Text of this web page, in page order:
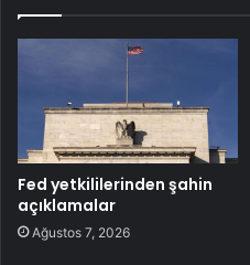
Fed yetkililerinden şahin
açıklamalar
Ağustos 7, 2026